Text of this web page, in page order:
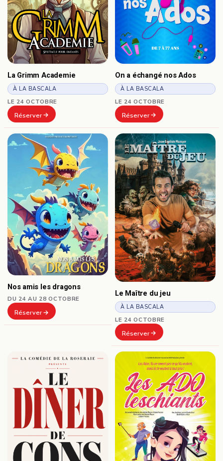
La Grimm Academie
À LA BASCALA
LE 24 OCTOBRE
Réserver
On a échangé nos Ados
À LA BASCALA
LE 24 OCTOBRE
Réserver
Nos amis les dragons
DU 24 AU 28 OCTOBRE
Réserver
Le Maître du jeu
À LA BASCALA
LE 24 OCTOBRE
Réserver